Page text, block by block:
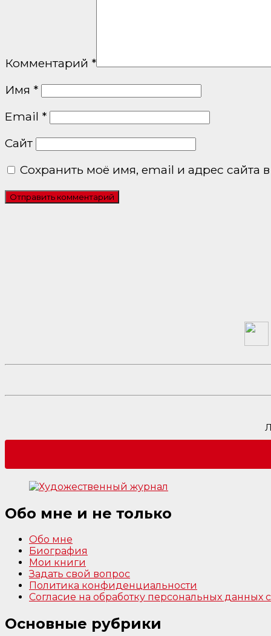
Комментарий *
Имя *
Email *
Сайт
Сохранить моё имя, email и адрес сайта
Обо мне и не только
Обо мне
Биография
Мои книги
Задать свой вопрос
Политика конфиденциальности
Согласие на обработку персональных
Основные рубрики